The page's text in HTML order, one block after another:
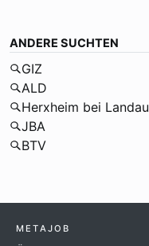
ANDERE SUCHTEN
GIZ
ALD
Herxheim bei Landau
JBA
BTV
METAJOB